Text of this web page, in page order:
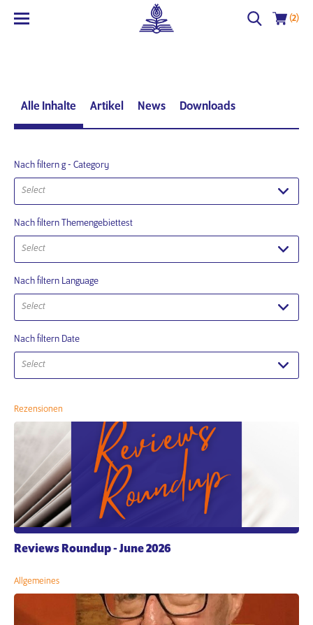
(2)
Alle Inhalte Artikel News Downloads
Nach filtern g - Category
Select
Nach filtern Themengebiettest
Select
Nach filtern Language
Select
Nach filtern Date
Select
Rezensionen
Reviews Roundup - June 2026
Allgemeines